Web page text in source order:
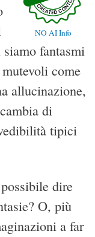
NO AI Info
fantasmi
come
allucinazione,
di
tipici
dire
O, più
a far